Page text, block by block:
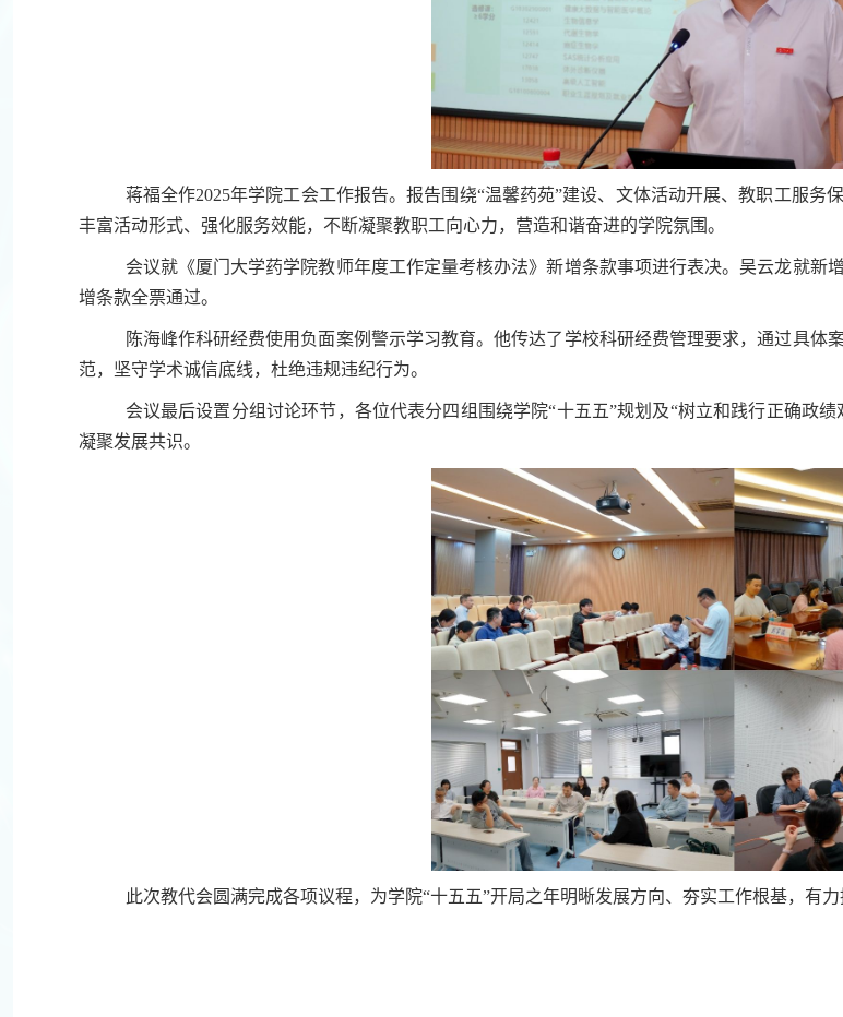
蒋福全作2025年学院工会工作报告。报告围绕“温馨药苑”建设、文体活动开展、教职工服
丰富活动形式、强化服务效能，不断凝聚教职工向心力，营造和谐奋进的学院氛围。
会议就《厦门大学药学院教师年度工作定量考核办法》新增条款事项进行表决。吴云龙就
增条款全票通过。
陈海峰作科研经费使用负面案例警示学习教育。他传达了学校科研经费管理要求，通过具
范，坚守学术诚信底线，杜绝违规违纪行为。
会议最后设置分组讨论环节，各位代表分四组围绕学院“十五五”规划及“树立和践行正确政
凝聚发展共识。
此次教代会圆满完成各项议程，为学院“十五五”开局之年明晰发展方向、夯实工作根基，有